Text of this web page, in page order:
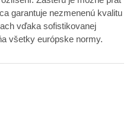
garantuje nezmenenú kvalitu
vďaka sofistikovanej
všetky európske normy.